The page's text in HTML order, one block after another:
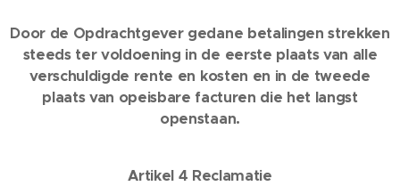
Door de Opdrachtgever gedane betalingen strekken
steeds ter voldoening in de eerste plaats van alle
verschuldigde rente en kosten en in de tweede
plaats van opeisbare facturen die het langst
openstaan.
Artikel 4 Reclamatie